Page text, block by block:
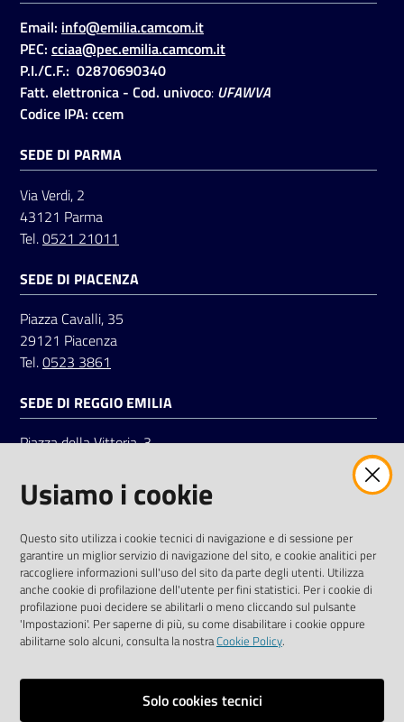
Email: info@emilia.camcom.it
PEC: cciaa@pec.emilia.camcom.it
P.I./C.F.: 02870690340
Fatt. elettronica - Cod. univoco: UFAWVA
Codice IPA: ccem
SEDE DI PARMA
Via Verdi, 2
43121 Parma
Tel.0521 21011
SEDE DI PIACENZA
Piazza Cavalli, 35
29121 Piacenza
Tel.0523 3861
SEDE DI REGGIO EMILIA
Piazza della Vittoria, 3
Tel.0522 7961
LinkedinFacebookInstagram
Usiamo i cookie
Questo sito utilizza i cookie tecnici di navigazione e di sessione per
garantire un miglior servizio di navigazione del sito, e cookie analitici per
raccogliere informazioni sull'uso del sito da parte degli utenti. Utilizza
anche cookie di profilazione dell'utente per fini statistici. Per i cookie di
profilazione puoi decidere se abilitarli o meno cliccando sul pulsante
'Impostazioni'. Per saperne di più, su come disabilitare i cookie oppure
abilitarne solo alcuni, consulta la nostraCookie Policy.
Solo cookies tecnici